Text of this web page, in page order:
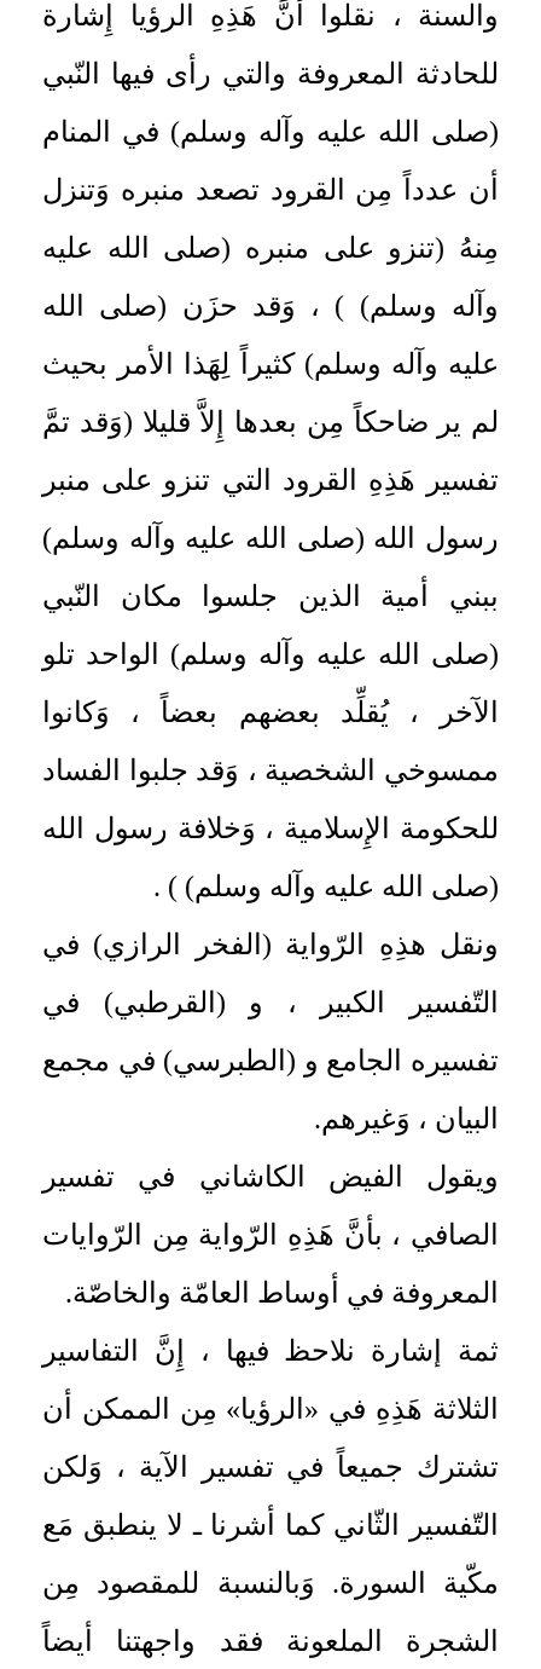
والسنة ، نقلوا أنَّ هَذِهِ الرؤيا إِشارة
للحادثة المعروفة والتي رأى فيها النّبي
(صلى الله عليه وآله وسلم) في المنام
أن عدداً مِن القرود تصعد منبره وَتنزل
مِنهُ (تنزو على منبره (صلى الله عليه
وآله وسلم) ) ، وَقد حزَن (صلى الله
عليه وآله وسلم) كثيراً لِهَذا الأمر بحيث
لم ير ضاحكاً مِن بعدها إِلاَّ قليلا (وَقد تمَّ
تفسير هَذِهِ القرود التي تنزو على منبر
رسول الله (صلى الله عليه وآله وسلم)
ببني أمية الذين جلسوا مكان النّبي
(صلى الله عليه وآله وسلم) الواحد تلو
الآخر ، يُقلِّد بعضهم بعضاً ، وَكانوا
ممسوخي الشخصية ، وَقد جلبوا الفساد
للحكومة الإِسلامية ، وَخلافة رسول الله
(صلى الله عليه وآله وسلم) ) .
ونقل هذِهِ الرّواية (الفخر الرازي) في
التّفسير الكبير ، و (القرطبي) في
تفسيره الجامع و (الطبرسي) في مجمع
البيان ، وَغيرهم.
ويقول الفيض الكاشاني في تفسير
الصافي ، بأنَّ هَذِهِ الرّواية مِن الرّوايات
المعروفة في أوساط العامّة والخاصّة.
ثمة إشارة نلاحظ فيها ، إِنَّ التفاسير
الثلاثة هَذِهِ في «الرؤيا» مِن الممكن أن
تشترك جميعاً في تفسير الآية ، وَلكن
التّفسير الثّاني كما أشرنا ـ لا ينطبق مَع
مكّية السورة. وَبالنسبة للمقصود مِن
الشجرة الملعونة فقد واجهتنا أيضاً